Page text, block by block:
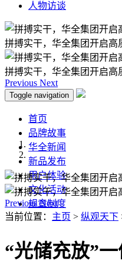
人物访谈
拼搏实干，华全集团开启高
拼搏实干，华全集团开启高
Previous Next
Toggle navigation
首页
品牌故事
华全新闻
新品发布
用户体验
文化活动
规章制度
Previous Next
当前位置： 主页 > 纵观天下
“光储充放”